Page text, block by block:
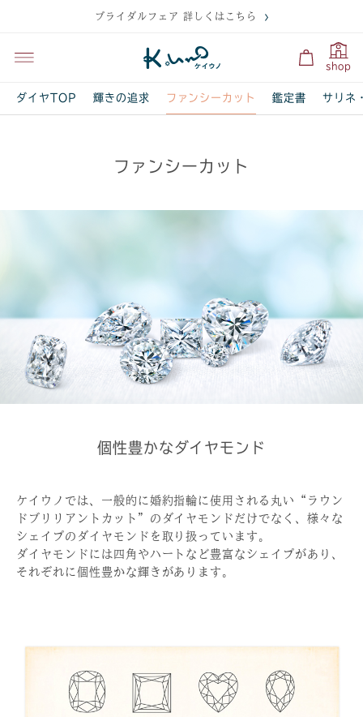
ブライダルフェア 詳しくはこちら
shop
ダイヤTOP 輝きの追求 ファンシーカット 鑑定書 サリネ
ファンシーカット
個性豊かなダイヤモンド
ケイウノでは、一般的に婚約指輪に使用される丸い“ラウン
ドブリリアントカット”のダイヤモンドだけでなく、様々な
シェイプのダイヤモンドを取り扱っています。
ダイヤモンドには四角やハートなど豊富なシェイプがあり、
それぞれに個性豊かな輝きがあります。